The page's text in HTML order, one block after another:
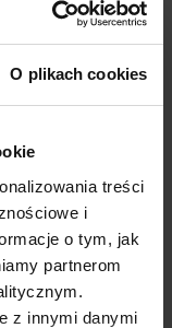
O plikach cookies
treści
i
o tym, jak
partnerom
z innymi danymi